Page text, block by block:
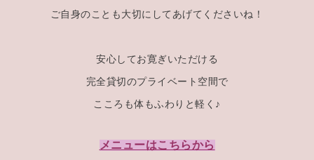
ご自身のことも大切にしてあげてくださいね！
安心してお寛ぎいただける
完全貸切のプライベート空間で
こころも体もふわりと軽く♪
メニューはこちらから